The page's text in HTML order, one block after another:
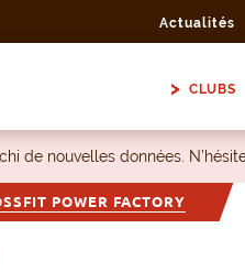
Actualités
CLUBS
de nouvelles données.
POWER FACTORY